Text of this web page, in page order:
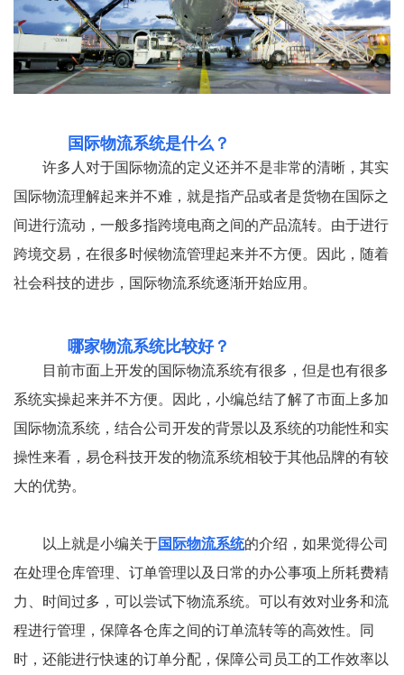
国际物流系统是什么？
许多人对于国际物流的定义还并不是非常的清晰，其实
国际物流理解起来并不难，就是指产品或者是货物在国际之
间进行流动，一般多指跨境电商之间的产品流转。由于进行
跨境交易，在很多时候物流管理起来并不方便。因此，随着
社会科技的进步，国际物流系统逐渐开始应用。
哪家物流系统比较好？
目前市面上开发的国际物流系统有很多，但是也有很多
系统实操起来并不方便。因此，小编总结了解了市面上多加
国际物流系统，结合公司开发的背景以及系统的功能性和实
操性来看，易仓科技开发的物流系统相较于其他品牌的有较
大的优势。
以上就是小编关于国际物流系统的介绍，如果觉得公司
在处理仓库管理、订单管理以及日常的办公事项上所耗费精
力、时间过多，可以尝试下物流系统。可以有效对业务和流
程进行管理，保障各仓库之间的订单流转等的高效性。同
时，还能进行快速的订单分配，保障公司员工的工作效率以